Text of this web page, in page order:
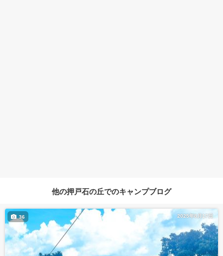
他の押戸石の丘でのキャンプブログ
2025年8月17日
36